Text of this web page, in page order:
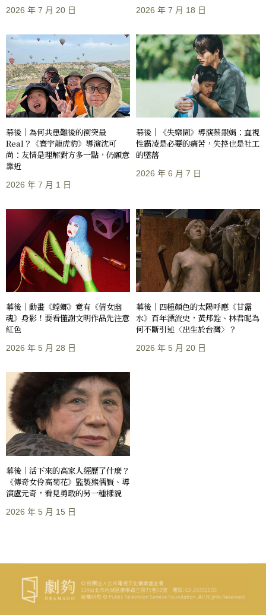
2026 年 7 月 20 日 2026 年 7 月 18 日
幕後｜為何共患難後的衝突最
Real？《寰宇龍虎豹》導演沈可
尚：友情是理解對方多一點，仍願意
靠近
2026 年 7 月 1 日
幕後｜《失樂園》導演蔡銀娟：直視
性霸凌是必要的痛苦，失控也是社工
的墜落
2026 年 6 月 7 日
幕後｜動畫《螳螂》竟有《倩女幽
魂》身影！要看懂謝文明作品先注意
紅色
2026 年 5 月 28 日
幕後｜四種顏色的太陽呼應《甘露
水》百年漂流史，黃邦銓、林君昵為
何不斷引述〈出生於台灣〉？
2026 年 5 月 20 日
幕後｜活下來的高家人經歷了什麼？
《傳奇女伶高菊花》監製熊儒賢、導
演盧元奇，看見勇敢的另一種樣貌
2026 年 5 月 15 日